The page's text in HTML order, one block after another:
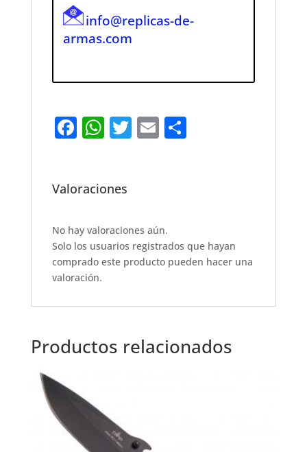
info@replicas-de-
armas.com
F
e
o
o
k
W
s
p
p
T E S
Valoraciones
No hay valoraciones aún.
Solo los usuarios registrados que hayan
comprado este producto pueden hacer una
valoración.
Productos relacionados